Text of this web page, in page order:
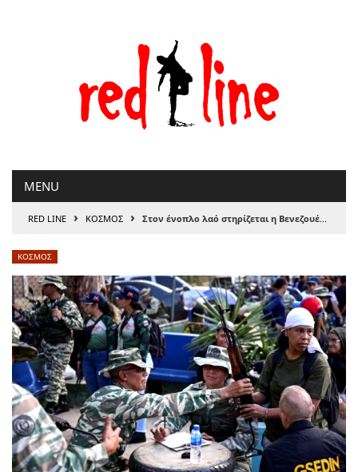
MENU
RED LINE › ΚΟΣΜΟΣ › Στον ένοπλο λαό στηρίζεται η Βενεζουέλα απέναντι στις απειλές των ΗΠΑ, της Αντωνίας Πάνου
ΚΟΣΜΟΣ